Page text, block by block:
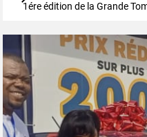
1ére édition de la Grande